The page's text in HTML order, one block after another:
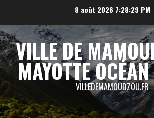
contenu
8 août 2026 7:28:30 PM
VILLE DE
MAYOTTE
VILLEDEMAMOUDZOU.FR